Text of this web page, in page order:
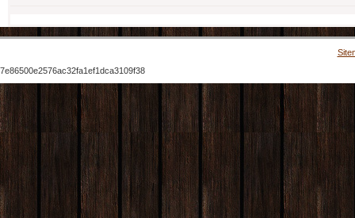
7e86500e2576ac32fa1ef1dca3109f38